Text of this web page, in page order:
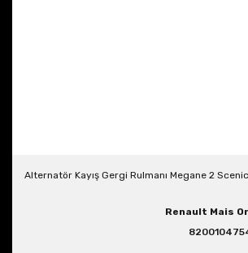
Alternatör Kayış Gergi Rulmanı Megane 2
Renault Mais